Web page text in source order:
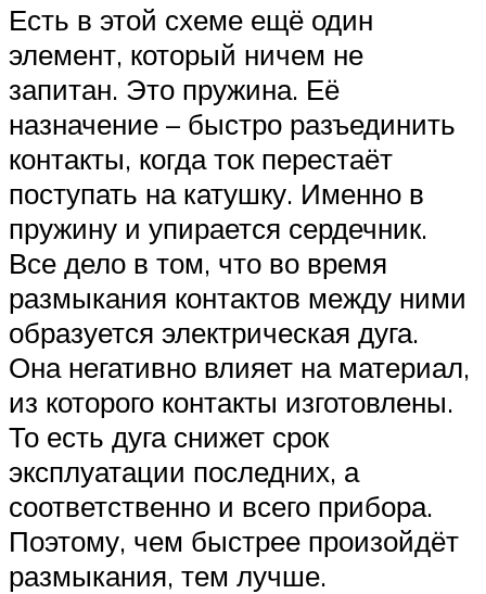
Есть в этой схеме ещё один
элемент, который ничем не
запитан. Это пружина. Её
назначение – быстро разъединить
контакты, когда ток перестаёт
поступать на катушку. Именно в
пружину и упирается сердечник.
Все дело в том, что во время
размыкания контактов между ними
образуется электрическая дуга.
Она негативно влияет на материал,
из которого контакты изготовлены.
То есть дуга снижет срок
эксплуатации последних, а
соответственно и всего прибора.
Поэтому, чем быстрее произойдёт
размыкания, тем лучше.